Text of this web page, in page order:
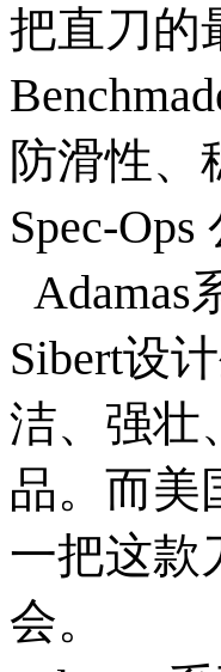
把直刀的
防滑性、
Spec-
Adamas
Sibert设
洁、强壮
品。而美
一把这款
会。